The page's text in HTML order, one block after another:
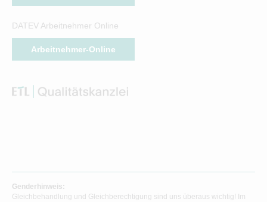
DATEV Arbeitnehmer Online
Arbeitnehmer-Online
Genderhinweis:
Gleichbehandlung und Gleichberechtigung sind uns überaus wichtig! Im